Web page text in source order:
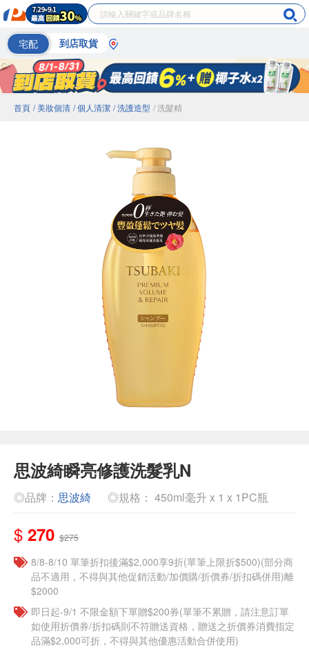
宅配 到店取貨
首頁 / 美妝個清 / 個人清潔 / 洗護造型 / 洗髮精
思波綺瞬亮修護洗髮乳N
◎品牌： 思波綺 ◎規格： 450ml毫升 x 1 x 1PC瓶
$ 270 $275
8/8-8/10 單筆折扣後滿$2,000享9折(單筆上限折$500)(部分商
品不適用，不得與其他促銷活動/加價購/折價券/折扣碼併用)離
$2000
即日起-9/1 不限金額下單贈$200券(單筆不累贈，請注意訂單
如使用折價券/折扣碼則不符贈送資格，贈送之折價券消費指定
品滿$2,000可折，不得與其他優惠活動合併使用)